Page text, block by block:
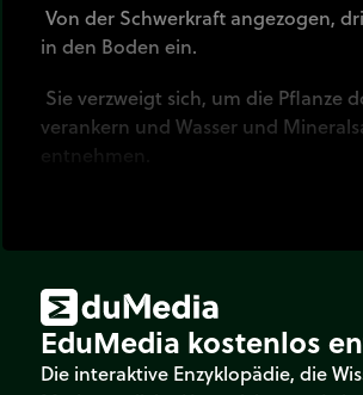
Von der Schwerkraft angezogen,
in den Boden ein.
Sie verzweigt sich, um die Pflanze
verankern und Wasser und
entnehmen.
Durch Photosynthese stellen diese
her, die für das Wachstum der
sind.
EduMedia kostenlos
Die interaktive Enzyklopädie, die